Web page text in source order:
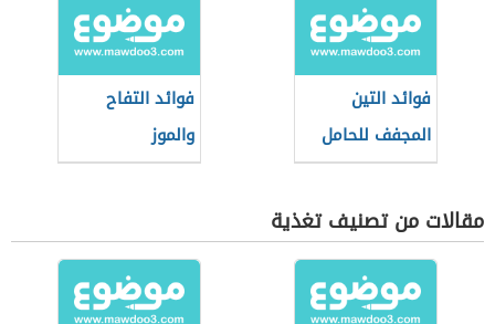
فوائد التين
المجفف للحامل
فوائد التفاح
والموز
مقالات من تصنيف تغذية